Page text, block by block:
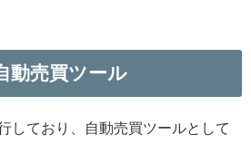
動売買ツール
しており、自動売買ツールとして